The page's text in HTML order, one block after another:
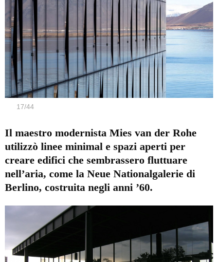
17/44
Il maestro modernista Mies van der Rohe
utilizzò linee minimal e spazi aperti per
creare edifici che sembrassero fluttuare
nell’aria, come la Neue Nationalgalerie di
Berlino, costruita negli anni ’60.